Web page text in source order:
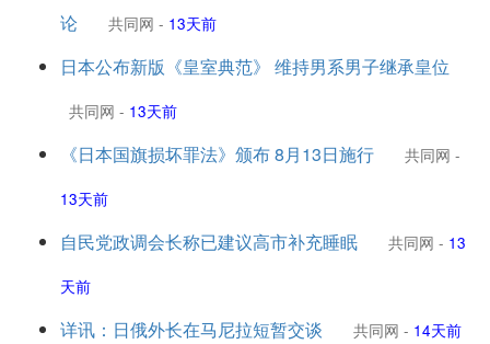
论
共同网 - 13天前
日本公布新版《皇室典范》 维持男系男子继承皇位
共同网 - 13天前
《日本国旗损坏罪法》颁布 8月13日施行 共同网 -
13天前
自民党政调会长称已建议高市补充睡眠 共同网 - 13
天前
详讯：日俄外长在马尼拉短暂交谈 共同网 - 14天前